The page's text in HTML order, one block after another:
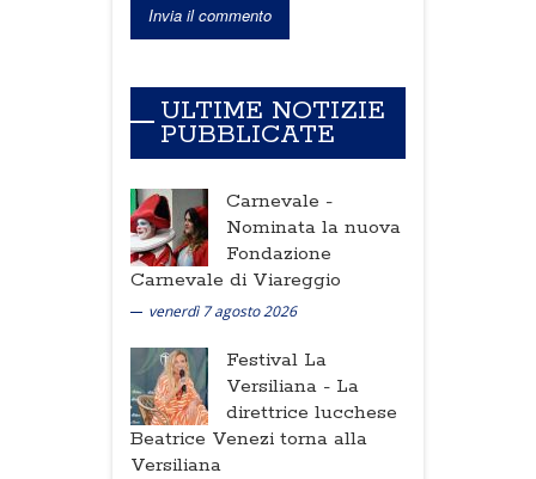
ULTIME NOTIZIE
PUBBLICATE
Carnevale -
Nominata la nuova
Fondazione
Carnevale di Viareggio
venerdì 7 agosto 2026
Festival La
Versiliana - La
direttrice lucchese
Beatrice Venezi torna alla
Versiliana